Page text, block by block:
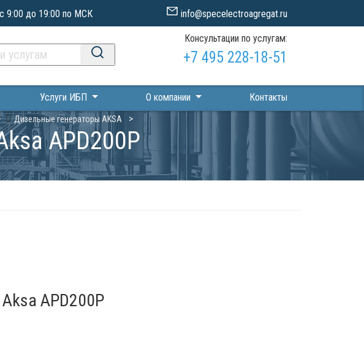
с 9:00 до 19:00 по МСК info@specelectroagregat.ru
Консультации по услугам:
+7 495 228-18-51
Услуги ИБП О компании Контакты
Дизельные генераторы AKSA
APD200P
APD200P